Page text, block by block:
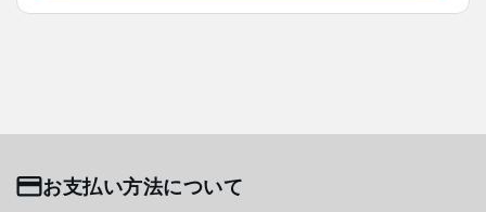
お支払い方法について